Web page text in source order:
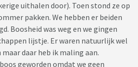
uithalen door). Toen stond ze op
pakken. We hebben er beiden
Boosheid was weg en we gingen
lijstje. Er waren natuurlijk wel
daar heb ik maling aan.
geworden omdat we geen